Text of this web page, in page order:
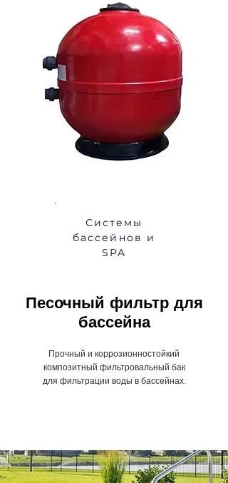
Системы
бассейнов и
SPA
Песочный фильтр для
бассейна
Прочный и коррозионностойкий
композитный фильтровальный бак
для фильтрации воды в бассейнах.